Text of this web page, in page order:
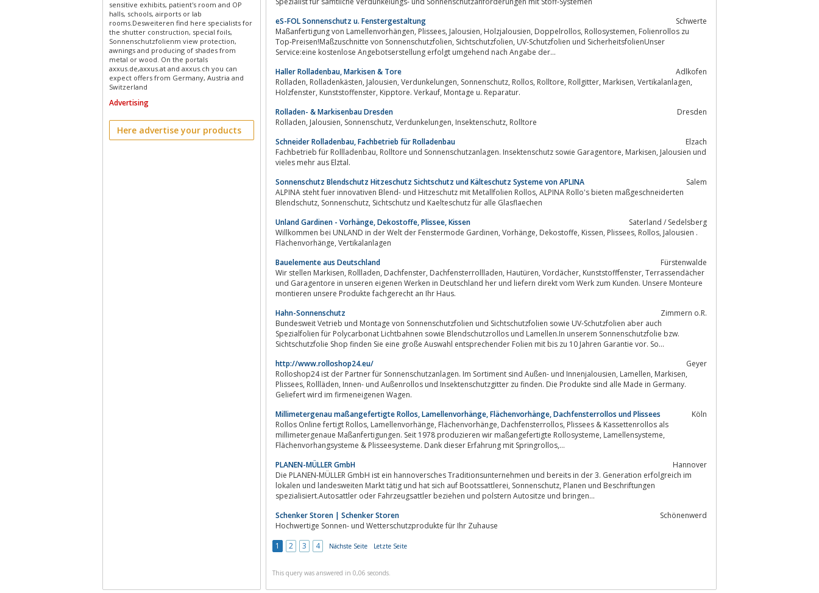
sensitive exhibits, patient's room and OP
halls, schools, airports or lab
rooms.Desweiteren find here specialists for
the shutter construction, special foils,
Sonnenschutzfolienm view protection,
awnings and producing of shades from
metal or wood. On the portals
axxus.de,axxus.at and axxus.ch you can
expect offers from Germany, Austria and
Switzerland
Advertising
Here advertise your products
eS-FOL Sonnenschutz u. Fenstergestaltung
Schwerte
Maßanfertigung von Lamellenvorhängen, Plissees, Jalousien, Holzjalousien, Doppelrollos, Rollosystemen, Folienrollos zu
Top-Preisen!Maßzuschnitte von Sonnenschutzfolien, Sichtschutzfolien, UV-Schutzfolien und SicherheitsfolienUnser
Service:eine kostenlose Angebotserstellung erfolgt umgehend nach Angabe der...
Haller Rolladenbau, Markisen & Tore
Adlkofen
Rolladen, Rolladenkästen, Jalousien, Verdunkelungen, Sonnenschutz, Rollos, Rolltore, Rollgitter, Markisen, Vertikalanlagen,
Holzfenster, Kunststoffenster, Kipptore. Verkauf, Montage u. Reparatur.
Rolladen- & Markisenbau Dresden
Dresden
Rolladen, Jalousien, Sonnenschutz, Verdunkelungen, Insektenschutz, Rolltore
Schneider Rolladenbau, Fachbetrieb für Rolladenbau
Elzach
Fachbetrieb für Rollladenbau, Rolltore und Sonnenschutzanlagen. Insektenschutz sowie Garagentore, Markisen, Jalousien und
vieles mehr aus Elztal.
Sonnenschutz Blendschutz Hitzeschutz Sichtschutz und Kälteschutz Systeme von APLINA
Salem
ALPINA steht fuer innovativen Blend- und Hitzeschutz mit Metallfolien Rollos, ALPINA Rollo's bieten maßgeschneiderten
Blendschutz, Sonnenschutz, Sichtschutz und Kaelteschutz für alle Glasflaechen
Unland Gardinen - Vorhänge, Dekostoffe, Plissee, Kissen
Saterland / Sedelsberg
Willkommen bei UNLAND in der Welt der Fenstermode Gardinen, Vorhänge, Dekostoffe, Kissen, Plissees, Rollos, Jalousien .
Flächenvorhänge, Vertikalanlagen
Bauelemente aus Deutschland
Fürstenwalde
Wir stellen Markisen, Rollladen, Dachfenster, Dachfensterrollladen, Hautüren, Vordächer, Kunststofffenster, Terrassendächer
und Garagentore in unseren eigenen Werken in Deutschland her und liefern direkt vom Werk zum Kunden. Unsere Monteure
montieren unsere Produkte fachgerecht an Ihr Haus.
Hahn-Sonnenschutz
Zimmern o.R.
Bundesweit Vetrieb und Montage von Sonnenschutzfolien und Sichtschutzfolien sowie UV-Schutzfolien aber auch
Spezialfolien für Polycarbonat Lichtbahnen sowie Blendschutzrollos und Lamellen.In unserem Sonnenschutzfolie bzw.
Sichtschutzfolie Shop finden Sie eine große Auswahl entsprechender Folien mit bis zu 10 Jahren Garantie vor. So...
http://www.rolloshop24.eu/
Geyer
Rolloshop24 ist der Partner für Sonnenschutzanlagen. Im Sortiment sind Außen- und Innenjalousien, Lamellen, Markisen,
Plissees, Rollläden, Innen- und Außenrollos und Insektenschutzgitter zu finden. Die Produkte sind alle Made in Germany.
Geliefert wird im firmeneigenen Wagen.
Millimetergenau maßangefertigte Rollos, Lamellenvorhänge, Flächenvorhänge, Dachfensterrollos und Plissees
Köln
Rollos Online fertigt Rollos, Lamellenvorhänge, Flächenvorhänge, Dachfensterrollos, Plissees & Kassettenrollos als
millimetergenaue Maßanfertigungen. Seit 1978 produzieren wir maßangefertigte Rollosysteme, Lamellensysteme,
Flächenvorhangsysteme & Plisseesysteme. Dank dieser Erfahrung mit Springrollos,...
PLANEN-MÜLLER GmbH
Hannover
Die PLANEN-MÜLLER GmbH ist ein hannoversches Traditionsunternehmen und bereits in der 3. Generation erfolgreich im
lokalen und landesweiten Markt tätig und hat sich auf Bootssattlerei, Sonnenschutz, Planen und Beschriftungen
spezialisiert.Autosattler oder Fahrzeugsattler beziehen und polstern Autositze und bringen...
Schenker Storen | Schenker Storen
Schönenwerd
Hochwertige Sonnen- und Wetterschutzprodukte für Ihr Zuhause
1
2 3 4 Nächste Seite Letzte Seite
This query was answered in 0,06 seconds.